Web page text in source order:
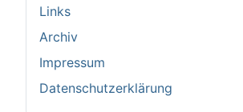
Links
Archiv
Impressum
Datenschutzerklärung